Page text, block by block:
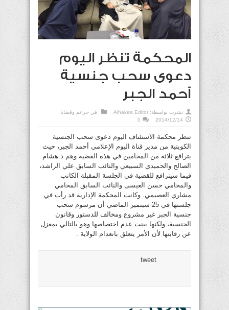
المحكمة تنظر اليوم
دعوى سحب جنسية
أحمد الجبر
نشرت بواسطة: Alhakea Editor في جرائم وقضايا
2014/12/14
0
تنظر محكمة الاستئناف اليوم دعوى سحب الجنسية
الكويتية من مدير قناة اليوم الإعلامي أحمد الجبر، حيث
يترافع ثلاثة من المحامين في هذه القضية وهم د.هشام
الصالح والحميدي السبيعي والنائب السابق علي الراشد،
فيما سيترافع للقضية في الجلسة المقبلة الكاتب
والمحامي حسن العيسى والنائب السابق المحامي
مشاري العصيمي. وكانت المحكمة الإدارية قد رأت في
جلستها في 25 سبتمبر الماضي أن مرسوم سحب
جنسية الجبر غير مشروع ومخالف للدستور وقانون
الجنسية، ولكنها بينت عدم اختصاصها وهو بالتالي بمعزل
عن رقابتها لأن الأمر يتعلق بانعدام الولاية .
tweet